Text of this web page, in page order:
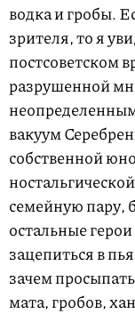
водка и гробы.
зрителя, то я
постсоветском
разрушенной
вакуум
собственной
семейную пару,
остальные
зацепиться в
зачем
мата, гробов,